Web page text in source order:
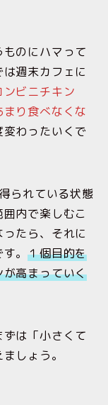
のにハマって
週末カフェに
ンビニチキン
り食べなくな
わったいくで
られている状態
内で楽しむこ
たら、それに
す。１個目的を
高まっていく
は「小さくて
しょう。